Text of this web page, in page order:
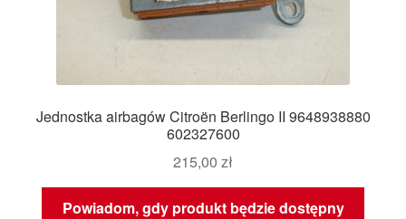
Jednostka airbagów Citroën Berlingo II 9648938880
602327600
215,00 zł
Powiadom, gdy produkt będzie dostępny